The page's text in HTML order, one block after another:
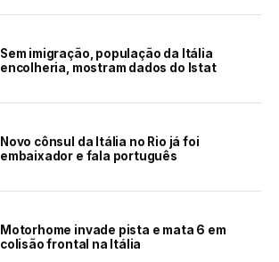
Sem imigração, população da Itália
encolheria, mostram dados do Istat
Novo cônsul da Itália no Rio já foi
embaixador e fala português
Motorhome invade pista e mata 6 em
colisão frontal na Itália